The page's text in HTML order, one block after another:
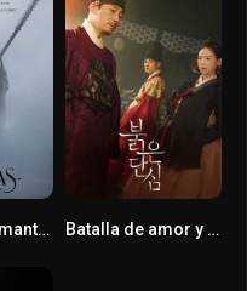
7.4Adamas: Diamante asesino 8.143Batalla de amor y poder (Finalizado)